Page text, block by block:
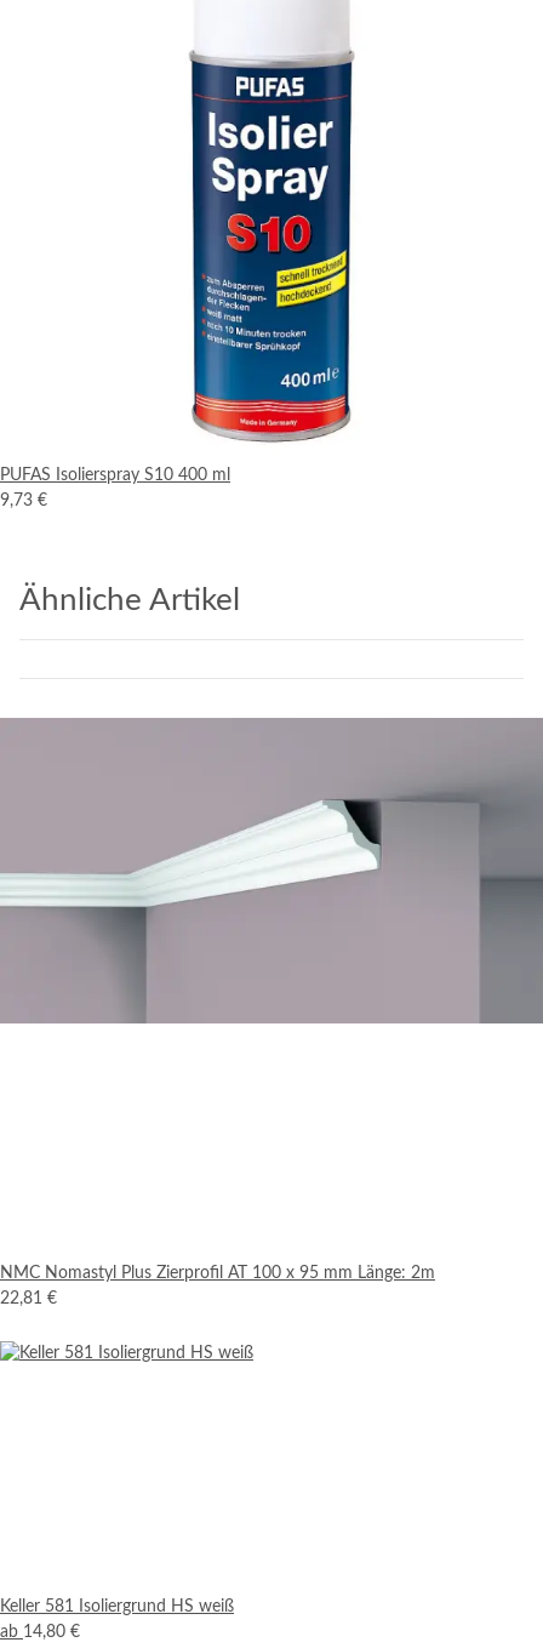
PUFAS Isolierspray S10 400 ml
9,73 €
Ähnliche Artikel
NMC Nomastyl Plus Zierprofil AT 100 x 95 mm Länge: 2m
22,81 €
Keller 581 Isoliergrund HS weiß
ab 14,80 €